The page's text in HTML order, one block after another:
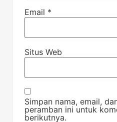
Email *
Situs Web
Simpan nama, email,
peramban ini untuk
berikutnya.